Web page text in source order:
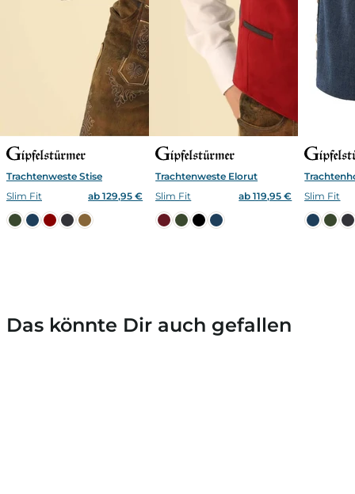
Trachtenweste Stise
Slim Fit
ab 129,95 €
Trachtenweste Elorut
Slim Fit
ab 119,95 €
Slim Fit
Das könnte Dir auch gefallen